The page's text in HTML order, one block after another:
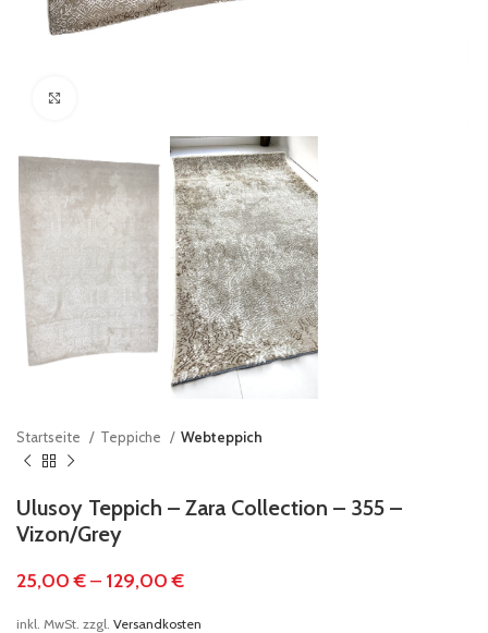
Startseite Teppiche Webteppich
Ulusoy Teppich – Zara Collection – 355 –
Vizon/Grey
25,00€– 129,00€
inkl. MwSt. zzgl. Versandkosten